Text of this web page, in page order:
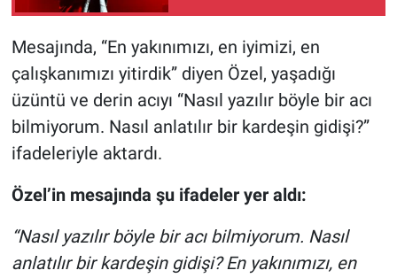
Mesajında, “En yakınımızı, en iyimizi, en
çalışkanımızı yitirdik” diyen Özel, yaşadığı
üzüntü ve derin acıyı “Nasıl yazılır böyle bir acı
bilmiyorum. Nasıl anlatılır bir kardeşin gidişi?”
ifadeleriyle aktardı.
Özel’in mesajında şu ifadeler yer aldı:
“Nasıl yazılır böyle bir acı bilmiyorum. Nasıl
anlatılır bir kardeşin gidişi? En yakınımızı, en
Kültür Sanat
Ne demişti
Nedir
Popüler
Programlar
Sağlık